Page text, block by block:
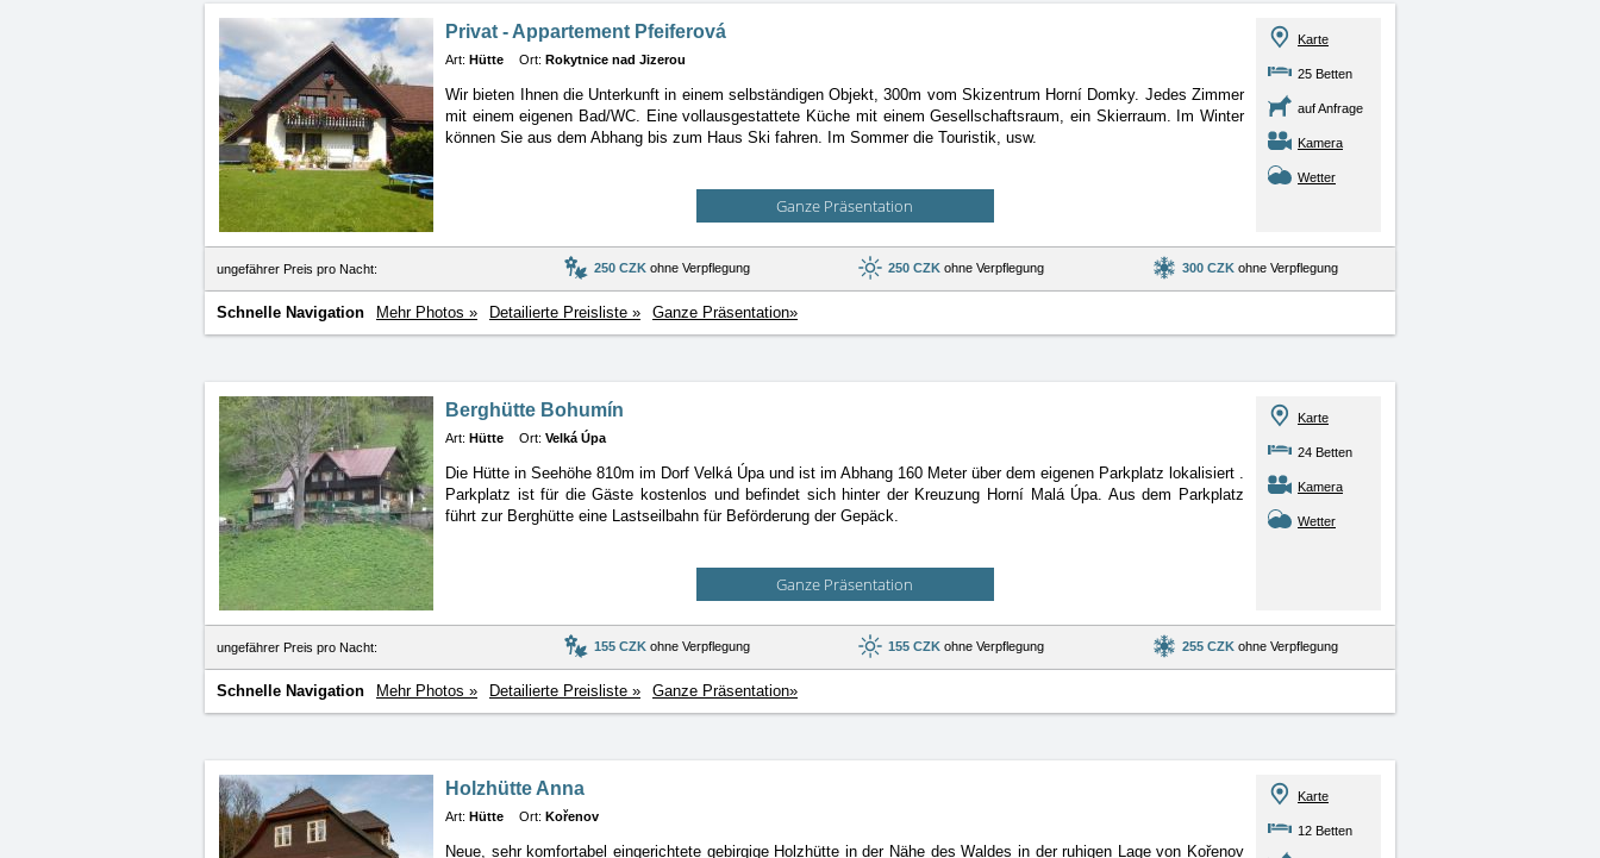
Privat - Appartement Pfeiferová
Art: Hütte Ort: Rokytnice nad Jizerou
Wir bieten Ihnen die Unterkunft in einem selbständigen Objekt, 300m vom Skizentrum Horní Domky. Jedes Zimmer
mit einem eigenen Bad/WC. Eine vollausgestattete Küche mit einem Gesellschaftsraum, ein Skierraum. Im Winter
können Sie aus dem Abhang bis zum Haus Ski fahren. Im Sommer die Touristik, usw.
Ganze Präsentation
Karte
25 Betten
auf Anfrage
Kamera
Wetter
ungefährer Preis pro Nacht: 250 CZKohne Verpflegung 250 CZKohne Verpflegung 300 CZKohne Verpflegung
Schnelle Navigation Mehr Photos » Detailierte Preisliste » Ganze Präsentation»
Berghütte Bohumín
Art: Hütte Ort: Velká Úpa
Die Hütte in Seehöhe 810m im Dorf Velká Úpa und ist im Abhang 160 Meter über dem eigenen Parkplatz lokalisiert .
Parkplatz ist für die Gäste kostenlos und befindet sich hinter der Kreuzung Horní Malá Úpa. Aus dem Parkplatz
führt zur Berghütte eine Lastseilbahn für Beförderung der Gepäck.
Ganze Präsentation
Karte
24 Betten
Kamera
Wetter
ungefährer Preis pro Nacht: 155 CZKohne Verpflegung 155 CZKohne Verpflegung 255 CZKohne Verpflegung
Schnelle Navigation Mehr Photos » Detailierte Preisliste » Ganze Präsentation»
Holzhütte Anna
Art: Hütte Ort: Kořenov
Neue, sehr komfortabel eingerichtete gebirgige Holzhütte in der Nähe des Waldes in der ruhigen Lage von Kořenov
Karte
12 Betten